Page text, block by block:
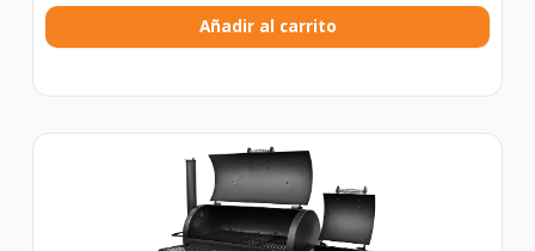
Añadir al carrito